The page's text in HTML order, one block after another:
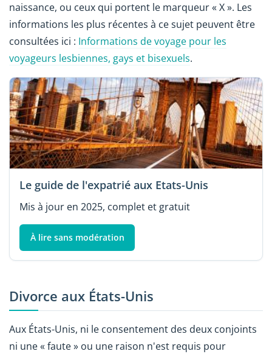
naissance, ou ceux qui portent le marqueur « X ». Les
informations les plus récentes à ce sujet peuvent être
consultées ici : Informations de voyage pour les
voyageurs lesbiennes, gays et bisexuels.
Le guide de l'expatrié aux Etats-Unis
Mis à jour en 2025, complet et gratuit
À lire sans modération
Divorce aux États-Unis
Aux États-Unis, ni le consentement des deux conjoints
ni une « faute » ou une raison n'est requis pour